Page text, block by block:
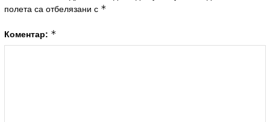
полета са отбелязани с *
Коментар: *